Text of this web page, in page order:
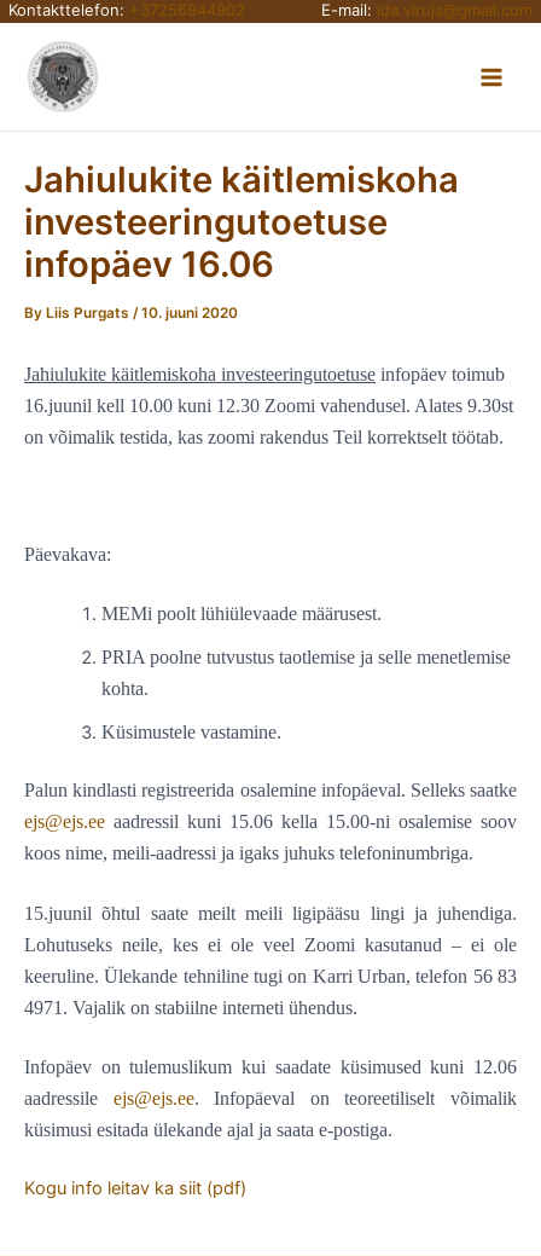
Skip
content
Kontakttelefon: +37256944902 E-mail: ida.virujs@gmail.com
Jahiulukite käitlemiskoha
investeeringutoetuse
infopäev 16.06
By Liis Purgats /10. juuni 2020
Jahiulukite käitlemiskoha investeeringutoetuse infopäev toimub
16.juunil kell 10.00 kuni 12.30 Zoomi vahendusel. Alates 9.30st
on võimalik testida, kas zoomi rakendus Teil korrektselt töötab.
Päevakava:
MEMi poolt lühiülevaade määrusest.
PRIA poolne tutvustus taotlemise ja selle menetlemise
kohta.
Küsimustele vastamine.
Palun kindlasti registreerida osalemine infopäeval. Selleks saatke
ejs@ejs.ee aadressil kuni 15.06 kella 15.00-ni osalemise soov
koos nime, meili-aadressi ja igaks juhuks telefoninumbriga.
15.juunil õhtul saate meilt meili ligipääsu lingi ja juhendiga.
Lohutuseks neile, kes ei ole veel Zoomi kasutanud – ei ole
keeruline. Ülekande tehniline tugi on Karri Urban, telefon 56 83
4971. Vajalik on stabiilne interneti ühendus.
Infopäev on tulemuslikum kui saadate küsimused kuni 12.06
aadressile ejs@ejs.ee. Infopäeval on teoreetiliselt võimalik
küsimusi esitada ülekande ajal ja saata e-postiga.
Kogu info leitav ka siit (pdf)